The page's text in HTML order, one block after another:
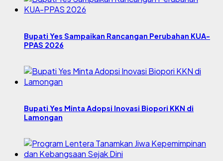
Bupati Yes Sampaikan Rancangan Perubahan KUA-
PPAS 2026
Bupati Yes Minta Adopsi Inovasi Biopori KKN di
Lamongan